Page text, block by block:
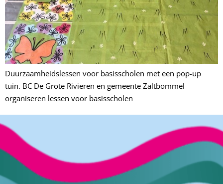
Duurzaamheidslessen voor basisscholen met een pop-up
tuin. BC De Grote Rivieren en gemeente Zaltbommel
organiseren lessen voor basisscholen